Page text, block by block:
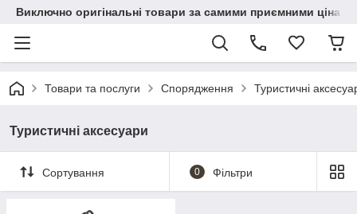
Виключно оригінальні товари за самими приємними
Товари та послуги Спорядження Туристичні
Туристичні аксесуари
Сортування 0 Фільтри